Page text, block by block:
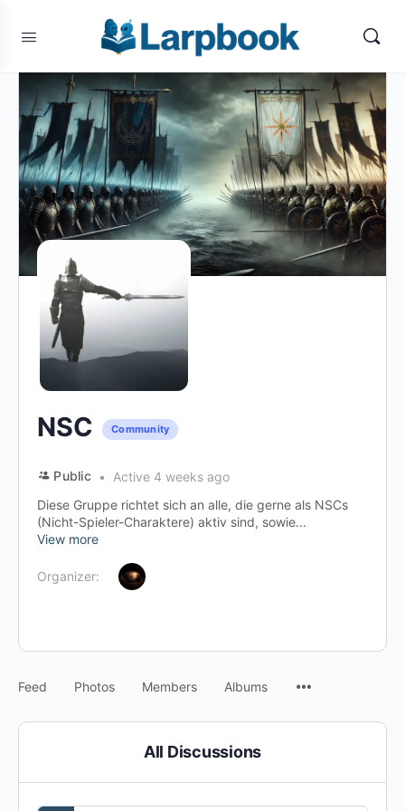
NSC Community
Public
Active 4 weeks ago
Diese Gruppe richtet sich an alle, die gerne als NSCs
(Nicht-Spieler-Charaktere) aktiv sind, sowie...
View more
Organizer:
Feed Photos Members Albums
All Discussions